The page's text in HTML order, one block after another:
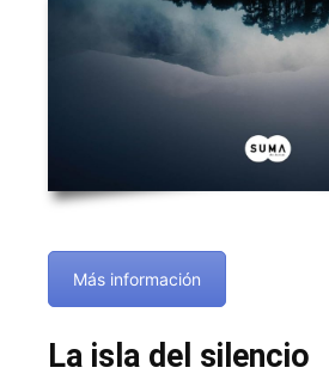
Más información
La isla del silencio